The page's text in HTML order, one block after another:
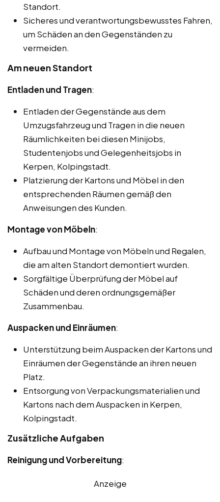
Standort.
Sicheres und verantwortungsbewusstes Fahren,
um Schäden an den Gegenständen zu
vermeiden.
Am neuen Standort
Entladen und Tragen:
Entladen der Gegenstände aus dem
Umzugsfahrzeug und Tragen in die neuen
Räumlichkeiten bei diesen Minijobs,
Studentenjobs und Gelegenheitsjobs in
Kerpen, Kolpingstadt.
Platzierung der Kartons und Möbel in den
entsprechenden Räumen gemäß den
Anweisungen des Kunden.
Montage von Möbeln:
Aufbau und Montage von Möbeln und Regalen,
die am alten Standort demontiert wurden.
Sorgfältige Überprüfung der Möbel auf
Schäden und deren ordnungsgemäßer
Zusammenbau.
Auspacken und Einräumen:
Unterstützung beim Auspacken der Kartons und
Einräumen der Gegenstände an ihren neuen
Platz.
Entsorgung von Verpackungsmaterialien und
Kartons nach dem Auspacken in Kerpen,
Kolpingstadt.
Zusätzliche Aufgaben
Reinigung und Vorbereitung:
Anzeige